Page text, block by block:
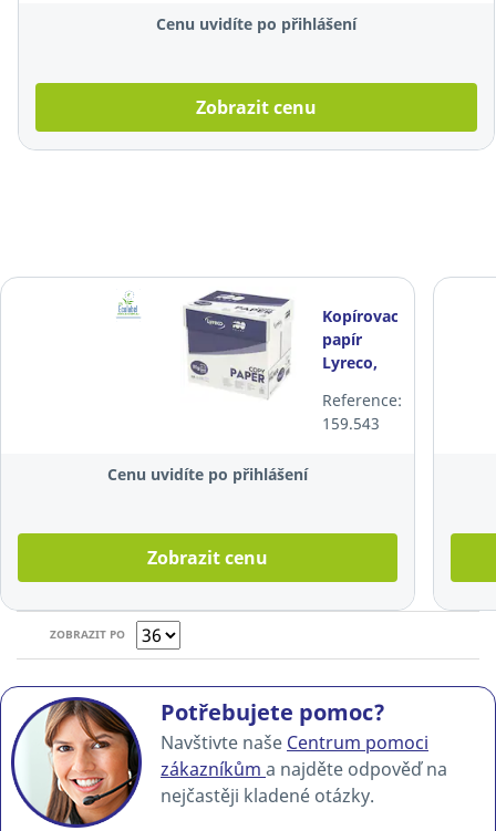
Cenu uvidíte po přihlášení
Zobrazit cenu
Kopírovací
papír
Lyreco,
g/m²,
bílý, 5 x
Reference:
159.543
Cenu uvidíte po přihlášení
Zobrazit cenu
ZOBRAZIT PO
Potřebujete pomoc?
Navštivte naše Centrum pomoci
zákazníkům a najděte odpověď na
nejčastěji kladené otázky.